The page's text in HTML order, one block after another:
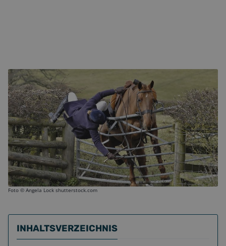
Foto © Angela Lock shutterstock.com
INHALTSVERZEICHNIS